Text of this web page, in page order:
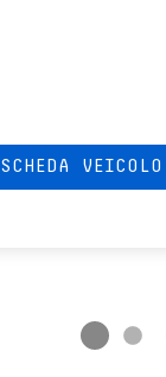
SCHEDA VEICOLO